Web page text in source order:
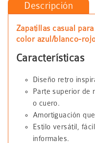
Descripción
Zapatillas casual
color azul/blanco-
Características
Diseño retro
Parte superior de
o cuero.
Amortiguación
Estilo versátil,
informales.